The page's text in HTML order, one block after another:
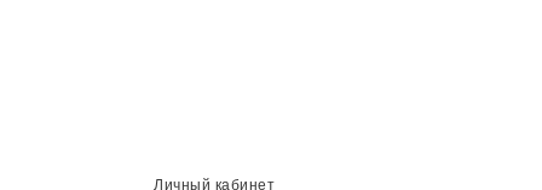
Личный кабинет